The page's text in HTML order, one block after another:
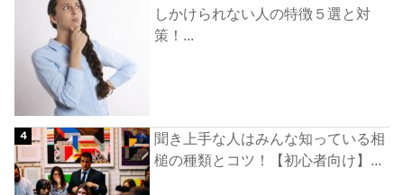
しかけられない人の特徴５選と対
策！...
聞き上手な人はみんな知っている相
槌の種類とコツ！【初心者向け】...